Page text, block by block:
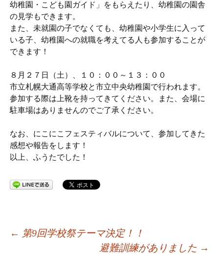
幼稚園・こども園ガイド」をもらえたり、幼稚園の園舎
の見学もできます。
また、未就園の子でなくても、幼稚園や小学生に入って
いる子、幼稚園への就職を考えてる人も参加することが
できます！
８月２７日（土）、１０：００～１３：００
市立札幌大通高等学校と市立中央幼稚園で行われます。
参加する際は上靴を持ってきてください。また、会場に
駐車場はありませんのでご了承ください。
なお、にこにこフェスティバルについて、参加してきた
感想や報告をします！
以上、ふうたでした！
投
← 第9回学校祭テーマ決定！！
避難訓練がありました →